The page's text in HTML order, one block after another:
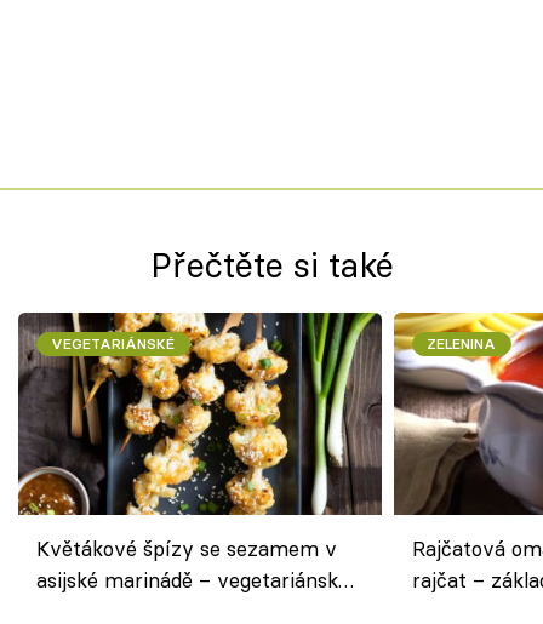
Přečtěte si také
VEGETARIÁNSKÉ
Květákové špízy se sezamem v
asijské marinádě – vegetariánská
ZELENINA
Rajčatová
rajčat –